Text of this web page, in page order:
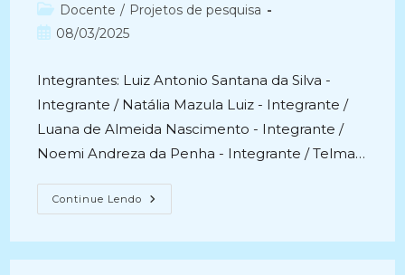
do
post:
Categoria
do
Docente / Projetos de pesquisa
Post08/03/2025
Integrantes: Luiz Antonio Santana da Silva -
Integrante / Natália Mazula Luiz - Integrante /
Luana de Almeida Nascimento - Integrante /
Noemi Andreza da Penha - Integrante / Telma…
Continue Lendo PROJETO
HISTÓRIA
NO